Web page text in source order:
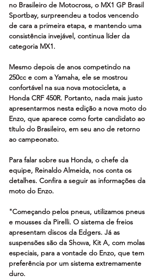
no Brasileiro de Motocross, o MX1 GP Brasil
Sportbay, surpreendeu a todos vencendo
de cara a primeira etapa, e mantendo uma
consistência invejável, continua líder da
categoria MX1.
Mesmo depois de anos competindo na
250cc e com a Yamaha, ele se mostrou
confortável na sua nova motocicleta, a
Honda CRF 450R. Portanto, nada mais justo
apresentarmos nesta edição a nova moto do
Enzo, que aparece como forte candidato ao
título do Brasileiro, em seu ano de retorno
ao campeonato.
Para falar sobre sua Honda, o chefe da
equipe, Reinaldo Almeida, nos conta os
detalhes. Confira a seguir as informações da
moto do Enzo.
"Começando pelos pneus, utilizamos pneus
e mousses da Pirelli. O sistema de freios
apresentam discos da Edgers. Já as
suspensões são da Showa, Kit A, com molas
especiais, para a vontade do Enzo, que tem
preferência por um sistema extremamente
duro.